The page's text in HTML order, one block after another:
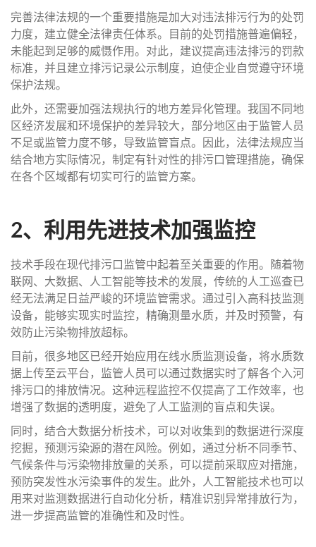
完善法律法规的一个重要措施是加大对违法排污行为的处罚
力度，建立健全法律责任体系。目前的处罚措施普遍偏轻，
未能起到足够的威慑作用。对此，建议提高违法排污的罚款
标准，并且建立排污记录公示制度，迫使企业自觉遵守环境
保护法规。
此外，还需要加强法规执行的地方差异化管理。我国不同地
区经济发展和环境保护的差异较大，部分地区由于监管人员
不足或监管力度不够，导致监管盲点。因此，法律法规应当
结合地方实际情况，制定有针对性的排污口管理措施，确保
在各个区域都有切实可行的监管方案。
2、利用先进技术加强监控
技术手段在现代排污口监管中起着至关重要的作用。随着物
联网、大数据、人工智能等技术的发展，传统的人工巡查已
经无法满足日益严峻的环境监管需求。通过引入高科技监测
设备，能够实现实时监控，精确测量水质，并及时预警，有
效防止污染物排放超标。
目前，很多地区已经开始应用在线水质监测设备，将水质数
据上传至云平台，监管人员可以通过数据实时了解各个入河
排污口的排放情况。这种远程监控不仅提高了工作效率，也
增强了数据的透明度，避免了人工监测的盲点和失误。
同时，结合大数据分析技术，可以对收集到的数据进行深度
挖掘，预测污染源的潜在风险。例如，通过分析不同季节、
气候条件与污染物排放量的关系，可以提前采取应对措施，
预防突发性水污染事件的发生。此外，人工智能技术也可以
用来对监测数据进行自动化分析，精准识别异常排放行为，
进一步提高监管的准确性和及时性。